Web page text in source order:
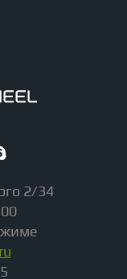
2/34